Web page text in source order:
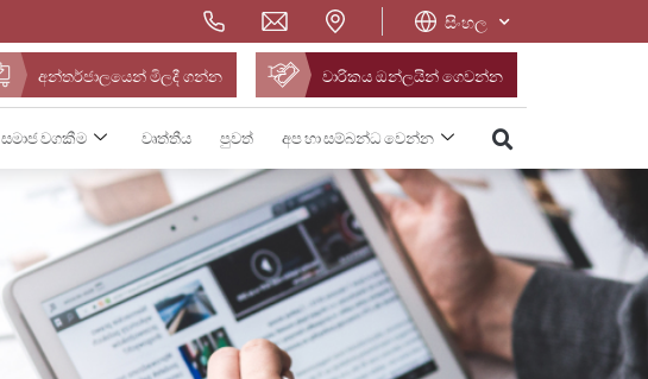
සිංහල
අන්තර්ජාලයෙන් මිලදී ගන්න වාරිකය ඔන්ලයින් ගෙවන්න
සමාජ වගකීම වෘත්තීය පුවත් අප හා සම්බන්ධ වෙන්න